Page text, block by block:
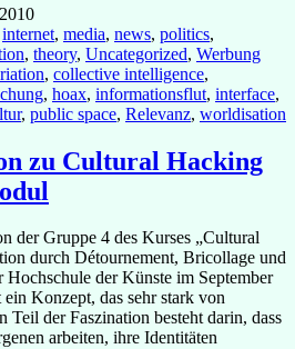
und
Googleability
internet, media, news, politics,
, theory, Uncategorized, Werbung
, collective intelligence,
, hoax, informationsflut, interface,
, public space, Relevanz, worldisation
zu Cultural Hacking
der Gruppe 4 des Kurses „Cultural
durch Détournement, Bricollage und
der Künste im September
Konzept, das sehr stark von
Teil der Faszination besteht darin, dass
arbeiten, ihre Identitäten